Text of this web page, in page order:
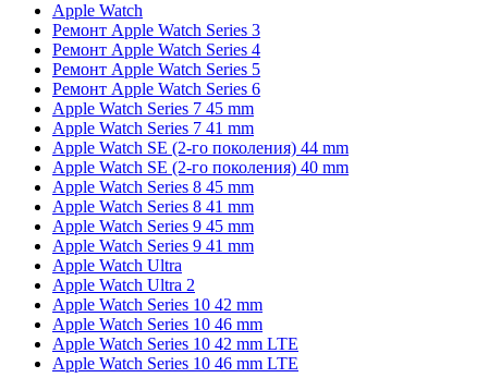
Apple Watch
Ремонт Apple Watch Series 3
Ремонт Apple Watch Series 4
Ремонт Apple Watch Series 5
Ремонт Apple Watch Series 6
Apple Watch Series 7 45 mm
Apple Watch Series 7 41 mm
Apple Watch SE (2-го поколения) 44 mm
Apple Watch SE (2-го поколения) 40 mm
Apple Watch Series 8 45 mm
Apple Watch Series 8 41 mm
Apple Watch Series 9 45 mm
Apple Watch Series 9 41 mm
Apple Watch Ultra
Apple Watch Ultra 2
Apple Watch Series 10 42 mm
Apple Watch Series 10 46 mm
Apple Watch Series 10 42 mm LTE
Apple Watch Series 10 46 mm LTE